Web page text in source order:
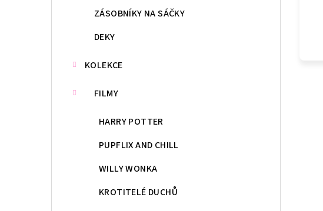
ZÁSOBNÍKY NA SÁČKY
DEKY
KOLEKCE
FILMY
HARRY POTTER
PUPFLIX AND CHILL
WILLY WONKA
KROTITELÉ DUCHŮ